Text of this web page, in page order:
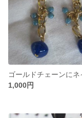
1,000円